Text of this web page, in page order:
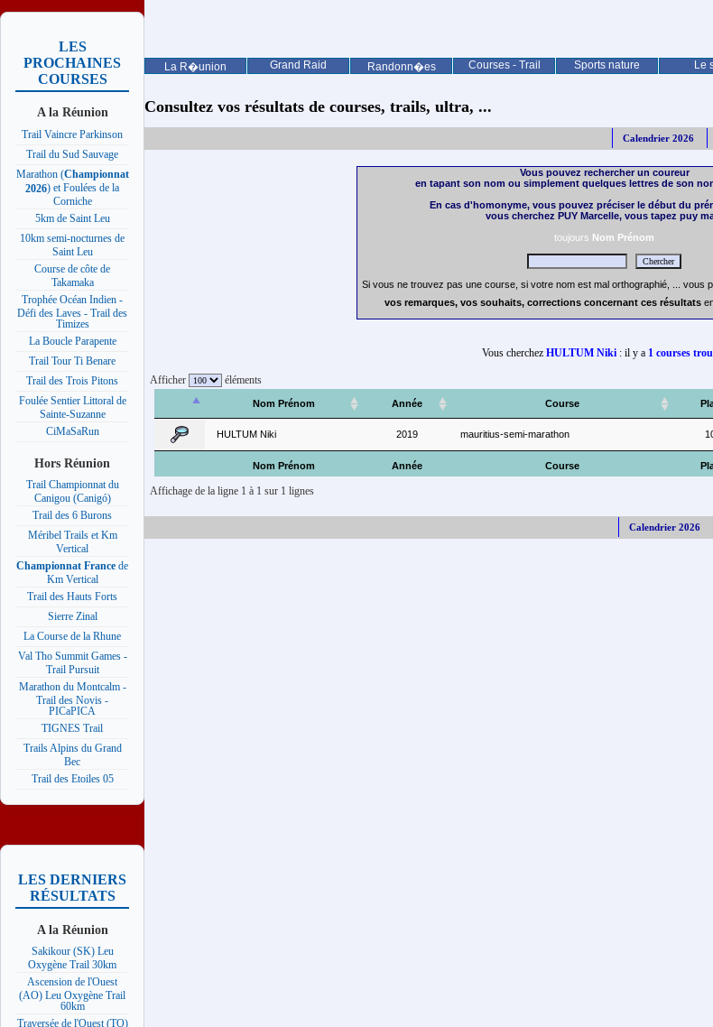
La R�union Grand Raid Randonn�es Courses - Trail Sports nature Le
LES
PROCHAINES
COURSES
A la Réunion
Trail Vaincre Parkinson
Trail du Sud Sauvage
Marathon (Championnat
2026) et Foulées de la
Corniche
5km de Saint Leu
10km semi-nocturnes de
Saint Leu
Course de côte de
Takamaka
Trophée Océan Indien -
Défi des Laves - Trail des
Timizes
La Boucle Parapente
Trail Tour Ti Benare
Trail des Trois Pitons
Foulée Sentier Littoral de
Sainte-Suzanne
CiMaSaRun
Hors Réunion
Trail Championnat du
Canigou (Canigó)
Trail des 6 Burons
Méribel Trails et Km
Vertical
Championnat France de
Km Vertical
Trail des Hauts Forts
Sierre Zinal
La Course de la Rhune
Val Tho Summit Games -
Trail Pursuit
Marathon du Montcalm -
Trail des Novis -
PICaPICA
TIGNES Trail
Trails Alpins du Grand
Bec
Trail des Etoiles 05
LES DERNIERS
RÉSULTATS
A la Réunion
Sakikour (SK) Leu
Oxygène Trail 30km
Ascension de l'Ouest
(AO) Leu Oxygène Trail
60km
Traversée de l'Ouest (TO)
Consultez vos résultats de courses, trails, ultra, ...
Calendrier 2026
Vous pouvez rechercher un coureur
en tapant son nom ou simplement quelques lettres de son
En cas d'homonyme, vous pouvez préciser le début du
vous cherchez PUY Marcelle, vous tapez puy
toujours Nom Prénom
Si vous ne trouvez pas une course, si votre nom est mal orthographié, ... vous
vos remarques, vos souhaits, corrections concernant ces résultats
Vous cherchez HULTUM Niki: il y a 1 courses
Afficher éléments
Nom Prénom Année Course
Nom Prénom Année Course
HULTUM Niki 2019 mauritius-semi-marathon
Affichage de la ligne 1 à 1 sur 1 lignes
Calendrier 2026